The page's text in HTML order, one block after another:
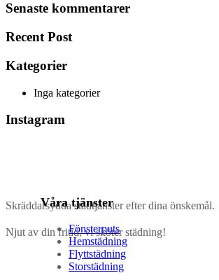
Senaste kommentarer
Recent Post
Kategorier
Inga kategorier
Instagram
Skräddarsydda städtjänster efter dina önskemål.
Njut av din fritid, vi sköter städning!
Våra tjänster
Fönsterputs
Hemstädning
Flyttstädning
Storstädning